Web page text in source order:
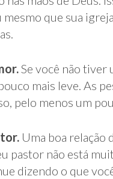
que sua
Se você não tiver
mais leve. As
pelo menos um
Uma boa relação
pastor não está
dizendo o que